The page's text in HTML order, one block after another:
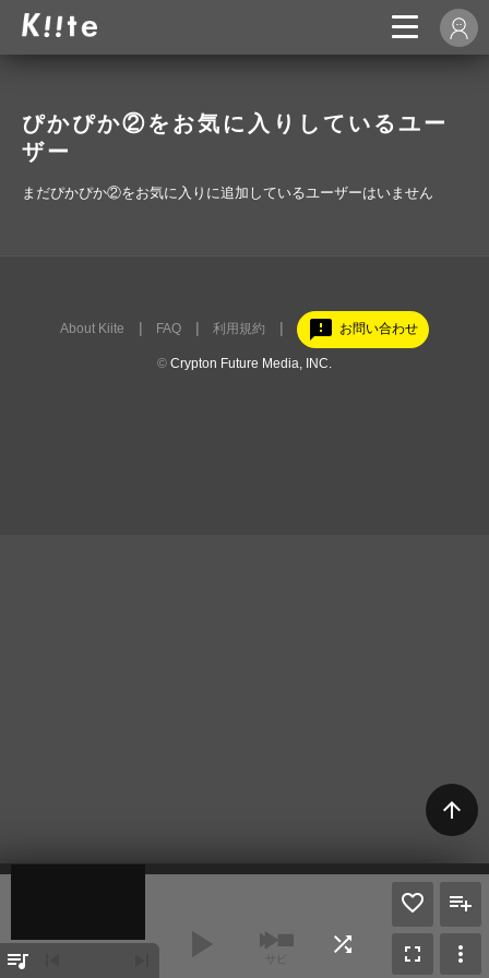
ぴかぴか②をお気に入りしているユー
ザー
まだぴかぴか②をお気に入りに追加しているユーザーはいません
arrow_upward
About Kiite FAQ 利用規約 feedback お問い合わせ
© Crypton Future Media, INC.
queue_music play_arrow サビ
shuffle fullscreen more_vert